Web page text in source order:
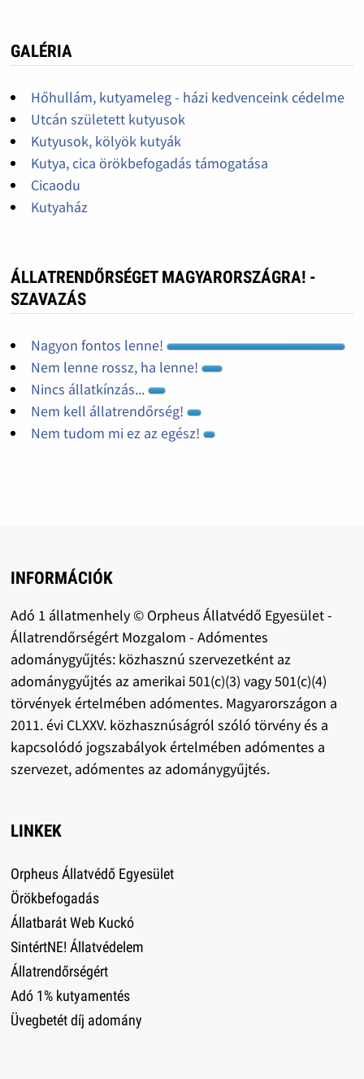
GALÉRIA
Hőhullám, kutyameleg - házi kedvenceink cédelme
Utcán született kutyusok
Kutyusok, kölyök kutyák
Kutya, cica örökbefogadás támogatása
Cicaodu
Kutyaház
ÁLLATRENDŐRSÉGET MAGYARORSZÁGRA! -
SZAVAZÁS
Nagyon fontos lenne!
Nem lenne rossz, ha lenne!
Nincs állatkínzás...
Nem kell állatrendőrség!
Nem tudom mi ez az egész!
INFORMÁCIÓK
Adó 1 állatmenhely © Orpheus Állatvédő Egyesület -
Állatrendőrségért Mozgalom - Adómentes
adománygyűjtés: közhasznú szervezetként az
adománygyűjtés az amerikai 501(c)(3) vagy 501(c)(4)
törvények értelmében adómentes. Magyarországon a
2011. évi CLXXV. közhasznúságról szóló törvény és a
kapcsolódó jogszabályok értelmében adómentes a
szervezet, adómentes az adománygyűjtés.
LINKEK
Orpheus Állatvédő Egyesület
Örökbefogadás
Állatbarát Web Kuckó
SintértNE! Állatvédelem
Állatrendőrségért
Adó 1% kutyamentés
Üvegbetét díj adomány